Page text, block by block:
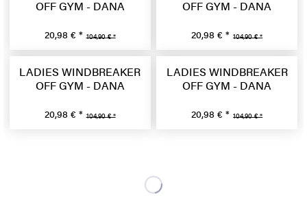
OFF GYM - DANA
104,90 € *
20,98 € *
OFF GYM - DANA
104,90 € *
20,98 € *
LADIES WINDBREAKER
OFF GYM - DANA
104,90 € *
20,98 € *
LADIES WINDBREAKER
OFF GYM - DANA
104,90 € *
20,98 € *